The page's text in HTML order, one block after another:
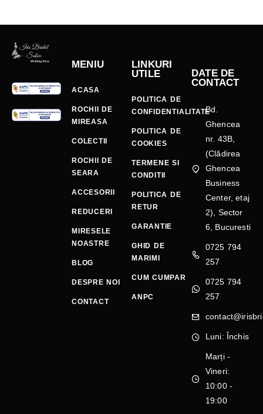
MENIU
ACASA
ROCHII DE
MIREASA
COLECTII
ROCHII DE
SEARA
ACCESORII
REDUCERI
MIRESELE
NOASTRE
BLOG
DESPRE NOI
CONTACT
LINKURI
UTILE
POLITICA DE
CONFIDENTIALITATE
POLITICA DE
COOKIES
TERMENE SI
CONDITII
POLITICA DE
RETUR
GARANTIE
GHID DE
MARIMI
CUM CUMPAR
ANPC
DATE DE
CONTACT
Bd.
Ghencea
nr. 43B,
(Clădirea
Ghencea
Business
Center, etaj
2), Sector
6, Bucuresti
0725 794
257
0725 794
257
Luni: Închis
Marți -
Vineri:
10:00 -
19:00